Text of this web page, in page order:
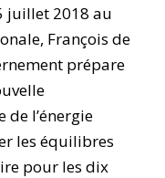
juillet 2018 au
François de
prépare
l’énergie
les équilibres
pour les dix